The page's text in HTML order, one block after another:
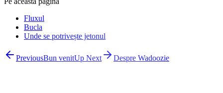
Fluxul
Bucla
Unde se potrivește jetonul
PreviousBun venitUp Next Despre Wadoozie